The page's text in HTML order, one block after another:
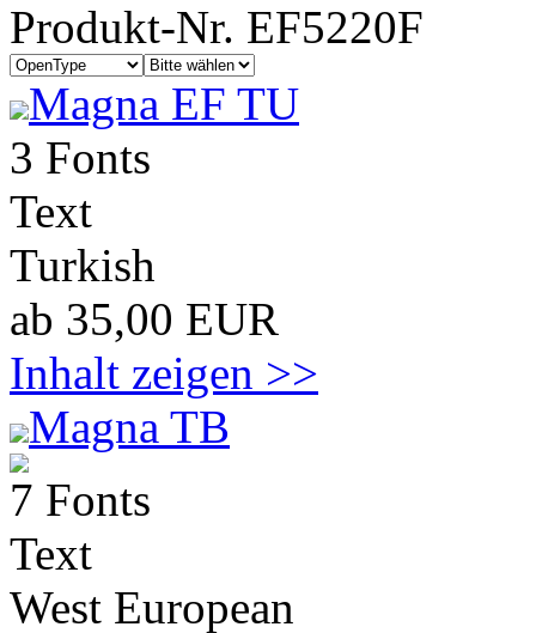
Produkt-Nr. EF5220F
Magna EF TU
3 Fonts
Text
Turkish
ab 35,00 EUR
Inhalt zeigen >>
Magna TB
7 Fonts
Text
West European